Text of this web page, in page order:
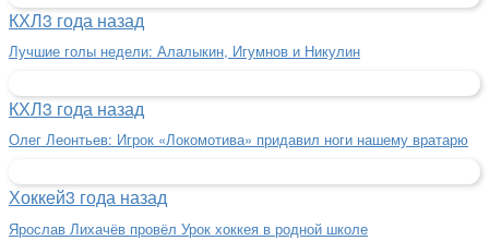
КХЛ3 года назад
Лучшие голы недели: Алалыкин, Игумнов и Никулин
КХЛ3 года назад
Олег Леонтьев: Игрок «Локомотива» придавил ноги нашему вратарю
Хоккей3 года назад
Ярослав Лихачёв провёл Урок хоккея в родной школе